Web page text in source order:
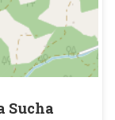
Sucha